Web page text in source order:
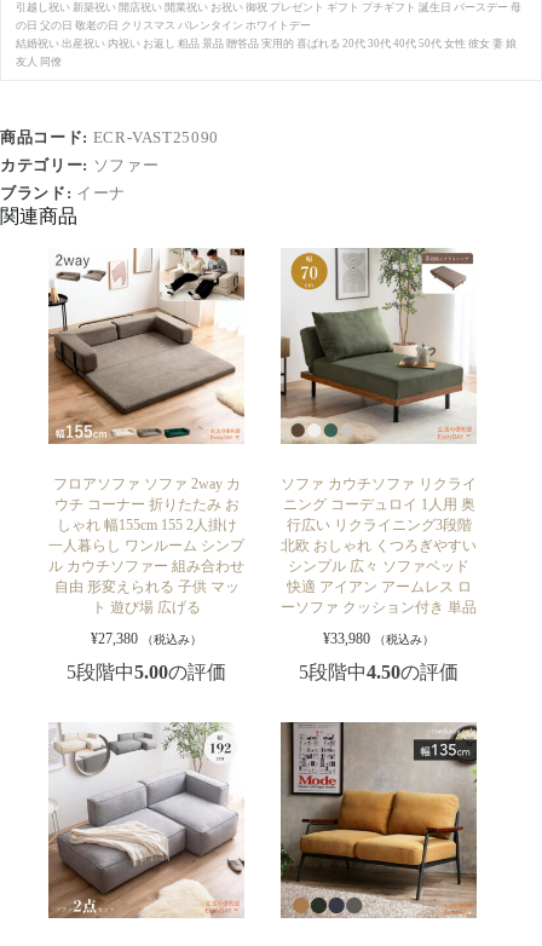
引越し祝い 新築祝い 開店祝い 開業祝い お祝い 御祝 プレゼント ギフト プチギフト 誕生日 バースデー 母
の日 父の日 敬老の日 クリスマス バレンタイン ホワイトデー
結婚祝い 出産祝い 内祝い お返し 粗品 景品 贈答品 実用的 喜ばれる 20代 30代 40代 50代 女性 彼女 妻 娘
友人 同僚
商品コード: ECR-VAST25090
カテゴリー: ソファー
ブランド: イーナ
関連商品
フロアソファ ソファ 2way カ
ウチ コーナー 折りたたみ お
しゃれ 幅155cm 155 2人掛け
一人暮らし ワンルーム シンプ
ル カウチソファー 組み合わせ
自由 形変えられる 子供 マッ
ト 遊び場 広げる
¥27,380 （税込み）
5段階中5.00の評価
ソファ カウチソファ リクライ
ニング コーデュロイ 1人用 奥
行広い リクライニング3段階
北欧 おしゃれ くつろぎやすい
シンプル 広々 ソファベッド
快適 アイアン アームレス ロ
ーソファ クッション付き 単品
¥33,980 （税込み）
5段階中4.50の評価